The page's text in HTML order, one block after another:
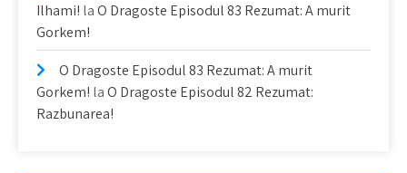
Ilhami! laO Dragoste Episodul 83 Rezumat: A murit
Gorkem!
O Dragoste Episodul 83 Rezumat: A murit
Gorkem! laO Dragoste Episodul 82 Rezumat:
Razbunarea!